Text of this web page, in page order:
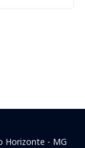
Horizonte - MG